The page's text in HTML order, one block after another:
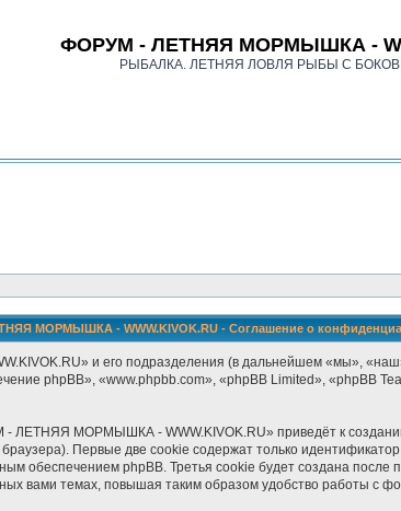
ФОРУМ - ЛЕТНЯЯ МОРМЫШКА -
РЫБАЛКА. ЛЕТНЯЯ ЛОВЛЯ РЫБЫ С
МОРМЫШКА - WWW.KIVOK.RU - Соглашение о
и его подразделения (в дальнейшем «мы»,
phpBB», «www.phpbb.com», «phpBB Limited», «phpBB
МОРМЫШКА - WWW.KIVOK.RU» приведёт к
Первые две cookie содержат только
обеспечением phpBB. Третья cookie будет создана
вами темах, повышая таким образом удобство работы с